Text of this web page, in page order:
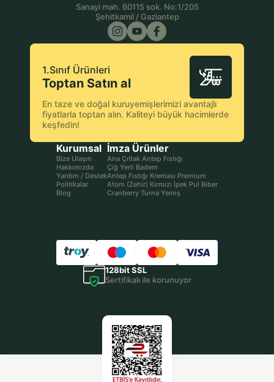
Kurumsal
Bize Ulaşın
Hakkımızda
Yardım / Destek
Politikalar
Blog
İmza Ürünler
Ana Çıtlak Antep Fıstığı
Çiğ Yerli Badem
Antep Fıstığı Kreması Premium
Atom (Zehir) Kırmızı İpek Pul Biber
Cranberry Turna Yemiş
1.Sınıf Ürünleri
Toptan Satın al
En taze ve doğal kuruyemişlerimizi avantajlı
fiyatlarla toptan alın. Kaliteyi büyük hacimlerde
keşfedin!
Sanayi mah. 60115 sok. No:1/205
Şehitkamil / Gaziantep
128bit SSL
Sertifikalı ile korunuyor